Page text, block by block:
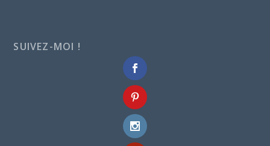
SUIVEZ-MOI !